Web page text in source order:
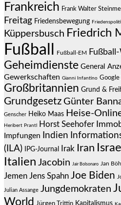
Frankreich Frank Walter
Freitag Friedensbewegung
Küppersbusch Friedrich
Fußball Fußball-EM
Geheimdienste General
Gewerkschaften Gianni Infantino Google
Großbritannien Grund &
Grundgesetz Günter
Genscher Heiko Maas Heise-
Heribert Prantl Horst Seehofer
Impfungen Indien
(ILA)
IPG-Journal Irak Iran Israel
Italien Jacobin Jair Bolsonaro Jan
Jemen Jens Spahn Joe Biden
Julian Assange Jungdemokraten
World Jürgen Trittin Kapitalismus